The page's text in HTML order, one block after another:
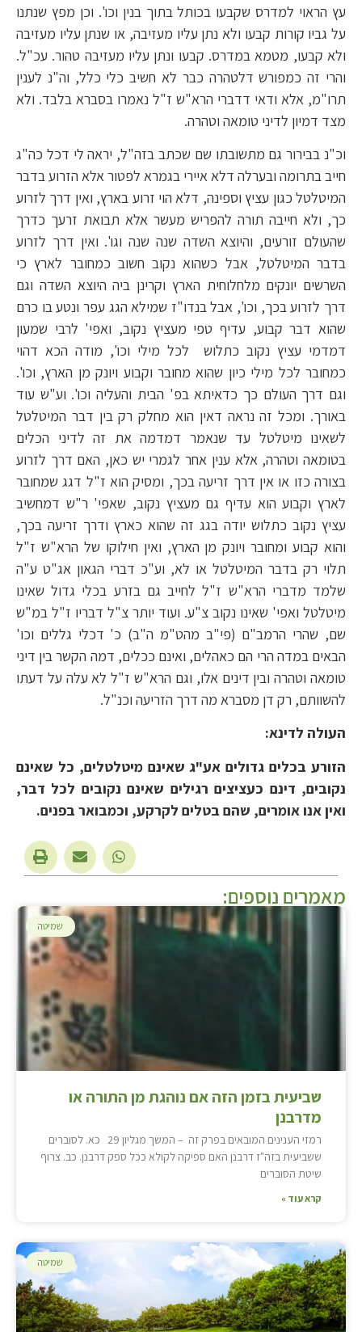
עץ הראוי למדרס שקבעו בכותל בתוך בנין וכו'. וכן מפץ שנתנו
על גביו קורות קבעו ולא נתן עליו מעזיבה, או שנתן עליו מעזיבה
ולא קבעו, מטמא במדרס. קבעו ונתן עליו מעזיבה טהור. עכ"ל.
והרי זה כמפורש דלטהרה כבר לא חשיב כלי כלל, וה"נ לענין
תרו"מ, אלא ודאי דדברי הרא"ש ז"ל נאמרו בסברא בלבד. ולא
מצד דמיון לדיני טומאה וטהרה.
וכ"נ בבירור גם מתשובתו שם שכתב בזה"ל, יראה לי דכל כה"ג
חייב בתרומה ובערלה דלא איירי בגמרא לפטור אלא הזרוע בדבר
המיטלטל כגון עציץ וספינה, דלא הוי זרוע בארץ, ואין דרך לזרוע
כך, ולא חייבה תורה להפריש מעשר אלא תבואת זרעך כדרך
שהעולם זורעים, והיוצא השדה שנה שנה וגו'. ואין דרך לזרוע
בדבר המיטלטל, אבל כשהוא נקוב חשוב כמחובר לארץ כי
השרשים יונקים מלחלוחית הארץ וקרינן ביה היוצא השדה וגם
דרך לזרוע בכך, וכו', אבל בנדו"ז שמילא הגג עפר ונטע בו כרם
שהוא דבר קבוע, עדיף טפי מעציץ נקוב, ואפי' לרבי שמעון
דמדמי עציץ נקוב כתלוש לכל מילי וכו', מודה הכא דהוי
כמחובר לכל מילי כיון שהוא מחובר וקבוע ויונק מן הארץ, וכו'.
וגם דרך העולם כך כדאיתא בפ' הבית והעליה וכו'. וע"ש עוד
באורך. ומכל זה נראה דאין הוא מחלק רק בין דבר המיטלטל
לשאינו מיטלטל עד שנאמר דמדמה את זה לדיני הכלים
בטומאה וטהרה, אלא ענין אחר לגמרי יש כאן, האם דרך לזרוע
בצורה כזו או אין דרך זריעה בכך, ומסיק הוא ז"ל דגג שמחובר
לארץ וקבוע הוא עדיף גם מעציץ נקוב, שאפי' ר"ש דמחשיב
עציץ נקוב כתלוש יודה בגג זה שהוא כארץ ודרך זריעה בכך,
והוא קבוע ומחובר ויונק מן הארץ, ואין חילוקו של הרא"ש ז"ל
תלוי רק בדבר המיטלטל או לא, וע"כ דברי הגאון אג"ט ע"ה
שלמד מדברי הרא"ש ז"ל לחייב גם בזרע בכלי גדול שאינו
מיטלטל ואפי' שאינו נקוב צ"ע. ועוד יותר צ"ל דבריו ז"ל במ"ש
שם, שהרי הרמב"ם (פי"ב מהט"מ ה"ב) כ' דכלי גללים וכו'
הבאים במדה הרי הם כאהלים, ואינם ככלים, דמה הקשר בין דיני
טומאה וטהרה ובין דינים אלו, וגם הרא"ש ז"ל לא עלה על דעתו
להשוותם, רק דן מסברא מה דרך הזריעה וכנ"ל.
העולה לדינא:
הזורע בכלים גדולים אע"ג שאינם מיטלטלים, כל שאינם
נקובים, דינם כעציצים רגילים שאינם נקובים לכל דבר,
ואין אנו אומרים, שהם בטלים לקרקע, וכמבואר בפנים.
מאמרים נוספים:
שמיטה
שביעית בזמן הזה אם נוהגת מן התורה או
מדרבנן
רמזי הענינים המובאים בפרק זה – המשך מגליון 29 כא. לסוברים
ששביעית בזה"ז דרבנן האם ספיקה לקולא ככל ספק דרבנן. כב. צרוף
שיטת הסוברים
קרא עוד »
שמיטה